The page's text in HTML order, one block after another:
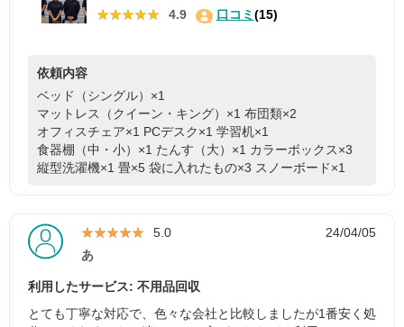
★★★★★
★★★★★ 4.9 口コミ(15)
依頼内容
ベッド（シングル）×1
マットレス（クイーン・キング）×1 布団類×2
オフィスチェア×1 PCデスク×1 学習机×1
食器棚（中・小）×1 たんす（大）×1 カラーボックス×3
縦型洗濯機×1 畳×5 袋に入れたもの×3 スノーボード×1
★★★★★
★★★★★ 5.0
24/04/05
あ
利用したサービス: 不用品回収
とても丁寧な対応で、色々な会社と比較しましたが1番安く処